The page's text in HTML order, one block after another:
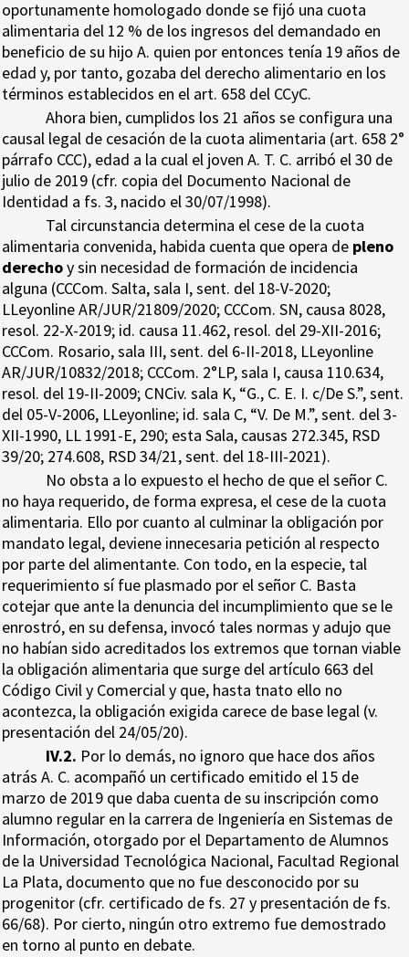
oportunamente homologado donde se fijó una cuota
alimentaria del 12 % de los ingresos del demandado en
beneficio de su hijo A. quien por entonces tenía 19 años de
edad y, por tanto, gozaba del derecho alimentario en los
términos establecidos en el art. 658 del CCyC.
Ahora bien, cumplidos los 21 años se configura una
causal legal de cesación de la cuota alimentaria (art. 658 2°
párrafo CCC), edad a la cual el joven A. T. C. arribó el 30 de
julio de 2019 (cfr. copia del Documento Nacional de
Identidad a fs. 3, nacido el 30/07/1998).
Tal circunstancia determina el cese de la cuota
alimentaria convenida, habida cuenta que opera de pleno
derechoy sin necesidad de formación de incidencia
alguna (CCCom. Salta, sala I, sent. del 18-V-2020;
LLeyonline AR/JUR/21809/2020; CCCom. SN, causa 8028,
resol. 22-X-2019; id. causa 11.462, resol. del 29-XII-2016;
CCCom. Rosario, sala III, sent. del 6-II-2018, LLeyonline
AR/JUR/10832/2018; CCCom. 2°LP, sala I, causa 110.634,
resol. del 19-II-2009; CNCiv. sala K, “G., C. E. I. c/De S.”, sent.
del 05-V-2006, LLeyonline; id. sala C, “V. De M.”, sent. del 3-
XII-1990, LL 1991-E, 290; esta Sala, causas 272.345, RSD
39/20; 274.608, RSD 34/21, sent. del 18-III-2021).
No obsta a lo expuesto el hecho de que el señor C.
no haya requerido, de forma expresa, el cese de la cuota
alimentaria. Ello por cuanto al culminar la obligación por
mandato legal, deviene innecesaria petición al respecto
por parte del alimentante. Con todo, en la especie, tal
requerimiento sí fue plasmado por el señor C. Basta
cotejar que ante la denuncia del incumplimiento que se le
enrostró, en su defensa, invocó tales normas y adujo que
no habían sido acreditados los extremos que tornan viable
la obligación alimentaria que surge del artículo 663 del
Código Civil y Comercial y que, hasta tnato ello no
acontezca, la obligación exigida carece de base legal (v.
presentación del 24/05/20).
IV.2. Por lo demás, no ignoro que hace dos años
atrás A. C. acompañó un certificado emitido el 15 de
marzo de 2019 que daba cuenta de su inscripción como
alumno regular en la carrera de Ingeniería en Sistemas de
Información, otorgado por el Departamento de Alumnos
de la Universidad Tecnológica Nacional, Facultad Regional
La Plata, documento que no fue desconocido por su
progenitor (cfr. certificado de fs. 27 y presentación de fs.
66/68). Por cierto, ningún otro extremo fue demostrado
en torno al punto en debate.